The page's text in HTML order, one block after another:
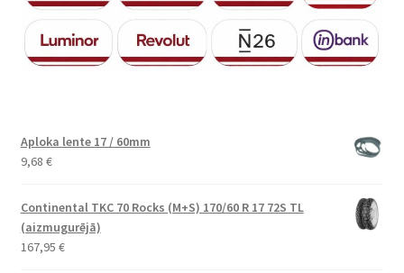
Aploka lente 17 / 60mm
9,68 €
Continental TKC 70 Rocks (M+S) 170/60 R 17 72S TL
(aizmugurējā)
167,95 €